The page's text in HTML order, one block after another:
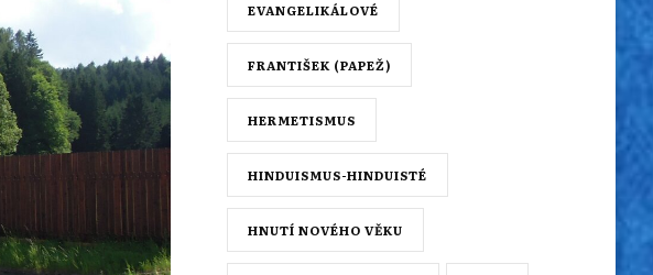
EVANGELIKÁLOVÉ
FRANTIŠEK (PAPEŽ)
HERMETISMUS
HINDUISMUS-HINDUISTÉ
HNUTÍ NOVÉHO VĚKU